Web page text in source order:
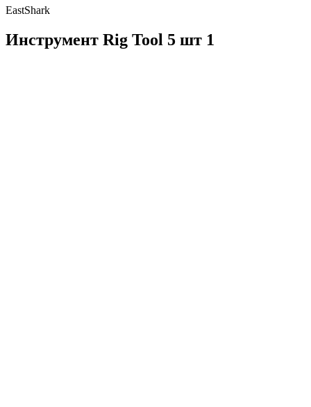
EastShark
Инструмент Rig Tool 5 шт 1